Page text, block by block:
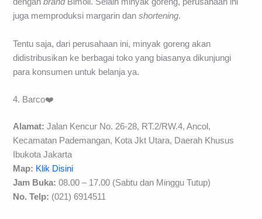
denganbrand Bimoli. Selain minyak goreng, perusahaan ini
juga memproduksi margarin danshortening.
Tentu saja, dari perusahaan ini, minyak goreng akan
didistribusikan ke berbagai toko yang biasanya dikunjungi
para konsumen untuk belanja ya.
4. Barco❤️
Alamat:Jalan Kencur No. 26-28, RT.2/RW.4, Ancol,
Kecamatan Pademangan, Kota Jkt Utara, Daerah Khusus
Ibukota Jakarta
Map: Klik Disini
Jam Buka:08.00 – 17.00 (Sabtu dan Minggu Tutup)
No. Telp: (021) 6914511